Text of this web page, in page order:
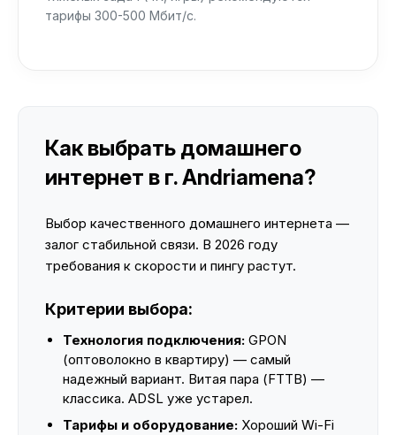
тарифы 300-500 Мбит/с.
Как выбрать домашнего
интернет в г. Andriamena?
Выбор качественного домашнего интернета —
залог стабильной связи. В 2026 году
требования к скорости и пингу растут.
Критерии выбора:
Технология подключения: GPON
(оптоволокно в квартиру) — самый
надежный вариант. Витая пара (FTTB) —
классика. ADSL уже устарел.
Тарифы и оборудование: Хороший Wi-Fi